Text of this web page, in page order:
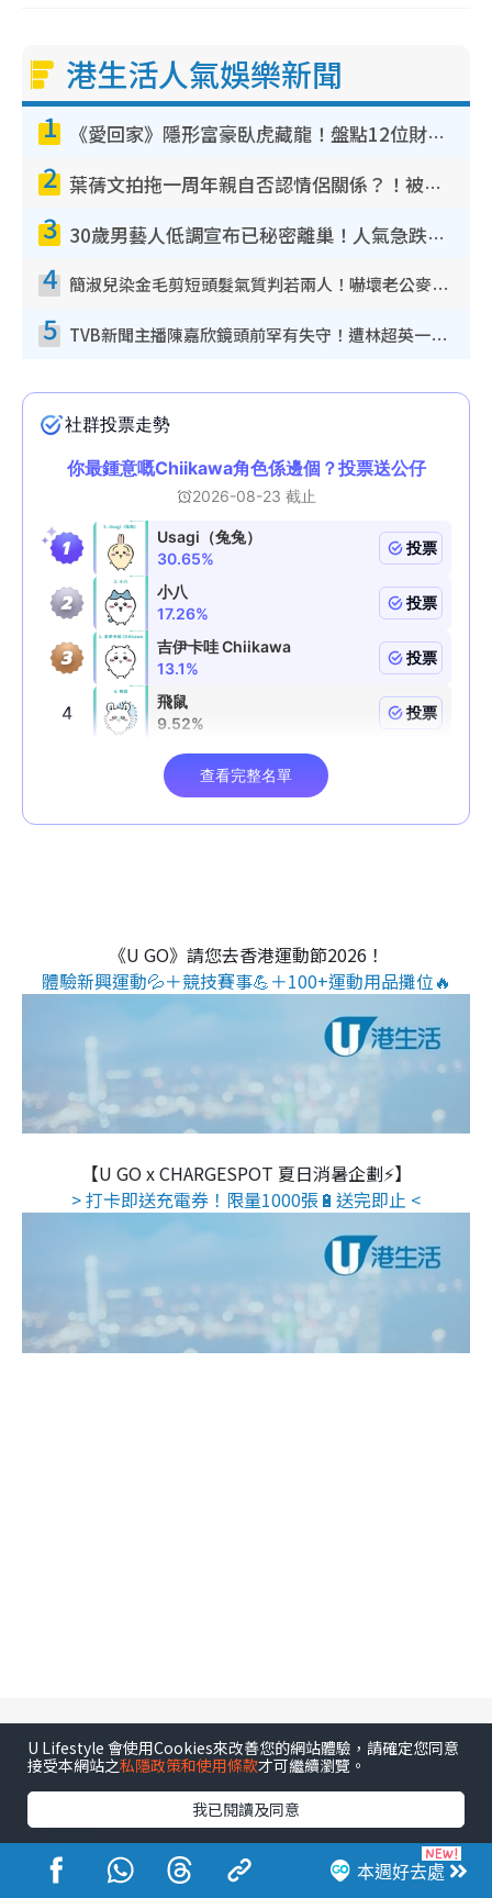
港生活人氣娛樂新聞
1 《愛回家》隱形富豪臥虎藏龍！盤點12位財氣逼人的有錢藝人：呢位靚女3億身家唔憂做
2 葉蒨文拍拖一周年親自否認情侶關係？！被質疑感情造假竟稱GM「普通同事」
3 30歲男藝人低調宣布已秘密離巢！人氣急跌變失蹤人口︰「這幾年過得並不容易」
4 簡淑兒染金毛剪短頭髮氣質判若兩人！嚇壞老公麥大力都認唔出：「你做咩事？」
5 TVB新聞主播陳嘉欣鏡頭前罕有失守！遭林超英一句說話突襲嚇親當場大笑
《U GO》請您去香港運動節2026！
體驗新興運動💦＋競技賽事💪＋100+運動用品攤位🔥
【U GO x CHARGESPOT 夏日消暑企劃⚡】
> 打卡即送充電券！限量1000張🔋送完即止 <
相關文章
娛樂
資深演員黎彼得離世享年76歲
由鍾志光證實死訊 填詞界鬼才
本週好去處
U Lifestyle 會使用Cookies來改善您的網站體驗，請確定您同意
接受本網站之私隱政策和使用條款才可繼續瀏覽。
我已閱讀及同意